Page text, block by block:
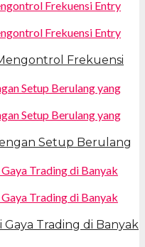
Frekuensi
Setup Berulang
Gaya Trading di Banyak